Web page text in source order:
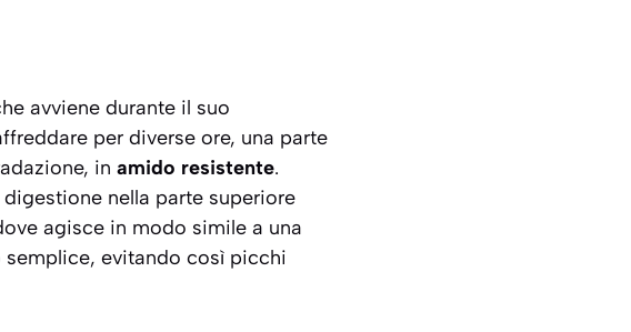
avviene durante il suo
per diverse ore, una parte
in amido resistente.
nella parte superiore
agisce in modo simile a una
semplice, evitando così picchi